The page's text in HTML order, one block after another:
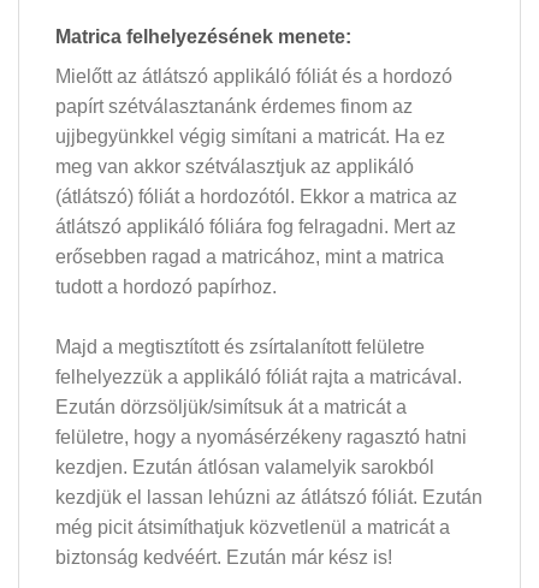
Matrica felhelyezésének menete:
Mielőtt az átlátszó applikáló fóliát és a hordozó
papírt szétválasztanánk érdemes finom az
ujjbegyünkkel végig simítani a matricát. Ha ez
meg van akkor szétválasztjuk az applikáló
(átlátszó) fóliát a hordozótól. Ekkor a matrica az
átlátszó applikáló fóliára fog felragadni. Mert az
erősebben ragad a matricához, mint a matrica
tudott a hordozó papírhoz.
Majd a megtisztított és zsírtalanított felületre
felhelyezzük a applikáló fóliát rajta a matricával.
Ezután dörzsöljük/simítsuk át a matricát a
felületre, hogy a nyomásérzékeny ragasztó hatni
kezdjen. Ezután átlósan valamelyik sarokból
kezdjük el lassan lehúzni az átlátszó fóliát. Ezután
még picit átsimíthatjuk közvetlenül a matricát a
biztonság kedvéért. Ezután már kész is!